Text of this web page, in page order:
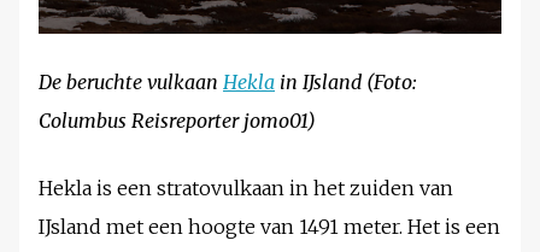
De beruchte vulkaan Hekla in IJsland (Foto:
Columbus Reisreporter jomo01)
Hekla is een stratovulkaan in het zuiden van
IJsland met een hoogte van 1491 meter. Het is een